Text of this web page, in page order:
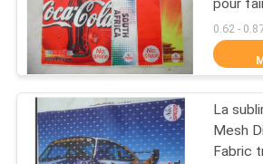
LA
QUALITÉ
CONTACT
Imprimante
pour
La
Mesh
Fabric